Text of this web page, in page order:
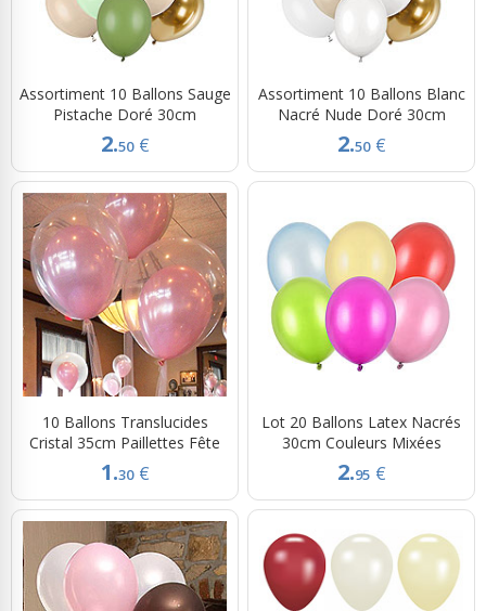
Assortiment 10 Ballons Sauge
Pistache Doré 30cm
2.50 €
Assortiment 10 Ballons Blanc
Nacré Nude Doré 30cm
2.50 €
10 Ballons Translucides
Cristal 35cm Paillettes Fête
1.30 €
Lot 20 Ballons Latex Nacrés
30cm Couleurs Mixées
2.95 €